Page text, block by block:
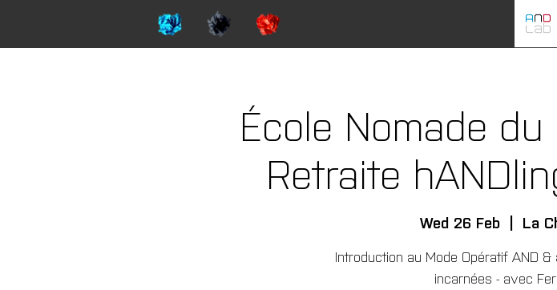
École Nomade
Retraite
Wed 26 Feb
  |
La
Introduction au Mode Opératif AND
incarnées - avec